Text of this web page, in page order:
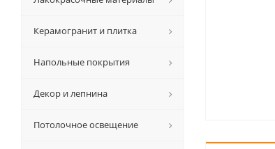
Керамогранит и плитка
Напольные покрытия
Декор и лепнина
Потолочное освещение